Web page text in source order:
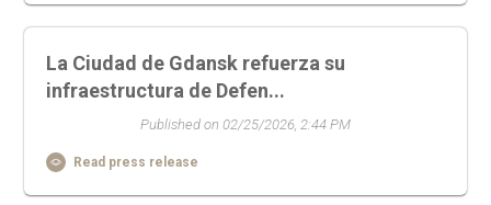
La Ciudad de Gdansk refuerza su
infraestructura de Defen...
Published on 02/25/2026, 2:44 PM
Read press release